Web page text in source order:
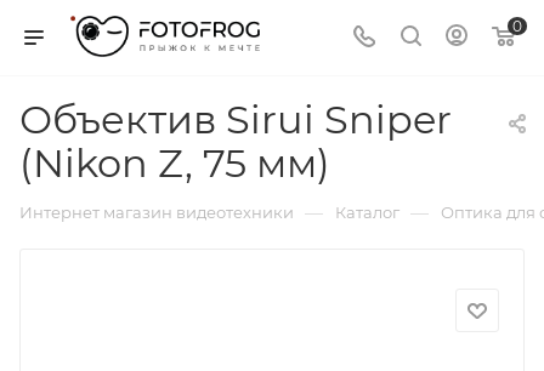
0
Объектив Sirui Sniper
(Nikon Z, 75 мм)
Интернет магазин видеотехники — Каталог — Оптика для